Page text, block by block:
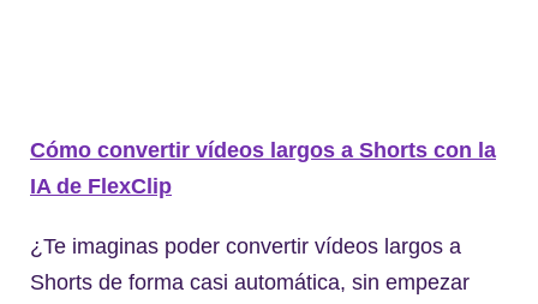
Cómo convertir vídeos largos a Shorts con la
IA de FlexClip
¿Te imaginas poder convertir vídeos largos a
Shorts de forma casi automática, sin empezar